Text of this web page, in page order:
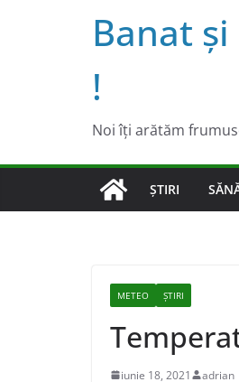
Banat
!
Noi îţi arătăm
ȘTIRI
METEO ȘTIRI
iunie 18, 2021 adrian